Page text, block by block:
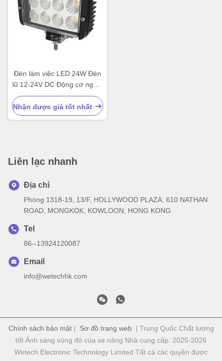
Đèn làm việc LED 24W Đèn
lũ 12-24V DC Động cơ ngoài
đường kéo
Nhận được giá tốt nhất
Liên lạc nhanh
Địa chỉ
Phòng 1318-19, 13/F, HOLLYWOOD PLAZA, 610 NATHAN
ROAD, MONGKOK, KOWLOON, HONG KONG
Tel
86--13924120087
Email
info@wetechhk.com
Chính sách bảo mật| Sơ đồ trang web| Trung Quốc Chất lượng
tốt Ánh sáng vùng đỏ của xe nâng Nhà cung cấp. 2025-2026
Wetech Electronic Technology Limited Tất cả các quyền được